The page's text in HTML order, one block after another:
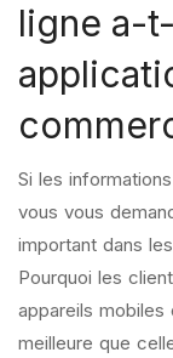
ligne a-
Si les
vous vous
important dans
Pourquoi les
appareils mobiles
meilleure que